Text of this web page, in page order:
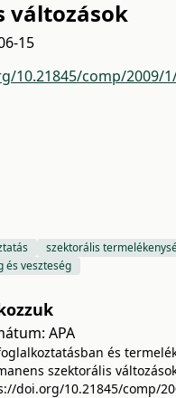
változások
15
10.21845/comp/2009/
szektorális
és veszteség
APA
és
szektorális
doi.org/10.21845/comp/